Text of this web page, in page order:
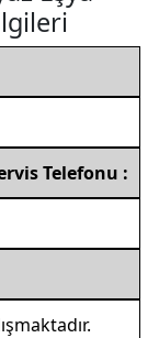
Telefonu :